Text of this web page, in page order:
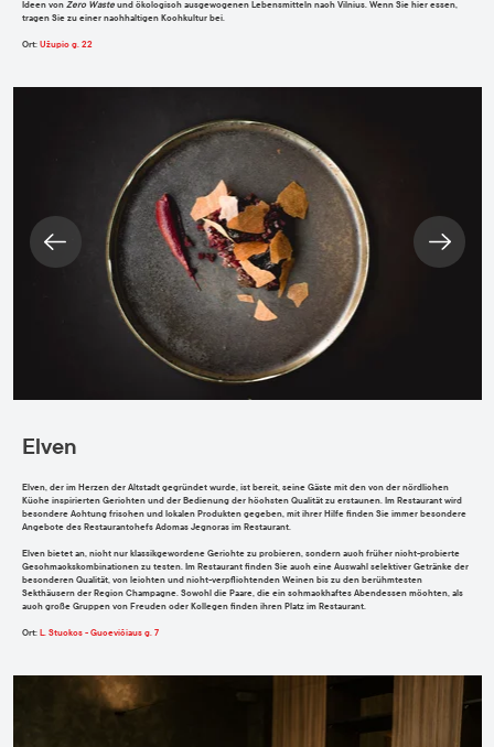
Ideen von Zero Waste und ökologisch ausgewogenen Lebensmitteln nach Vilnius. Wenn Sie hier essen,
tragen Sie zu einer nachhaltigen Kochkultur bei.
Ort: Užupio g. 22
Elven
Elven, der im Herzen der Altstadt gegründet wurde, ist bereit, seine Gäste mit den von der nördlichen
Küche inspirierten Gerichten und der Bedienung der höchsten Qualität zu erstaunen. Im Restaurant wird
besondere Achtung frischen und lokalen Produkten gegeben, mit ihrer Hilfe finden Sie immer besondere
Angebote des Restaurantchefs Adomas Jegnoras im Restaurant.
Elven bietet an, nicht nur klassikgewordene Gerichte zu probieren, sondern auch früher nicht-probierte
Geschmackskombinationen zu testen. Im Restaurant finden Sie auch eine Auswahl selektiver Getränke der
besonderen Qualität, von leichten und nicht-verpflichtenden Weinen bis zu den berühmtesten
Sekthäusern der Region Champagne. Sowohl die Paare, die ein schmackhaftes Abendessen möchten, als
auch große Gruppen von Freuden oder Kollegen finden ihren Platz im Restaurant.
Ort: L. Stuokos - Gucevičiaus g. 7